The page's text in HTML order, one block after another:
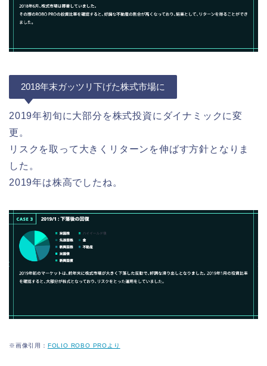
2018年末ガッツリ下げた株式市場に
2019年初旬に大部分を株式投資にダイナミックに変
更。
リスクを取って大きくリターンを伸ばす方針となりま
した。
2019年は株高でしたね。
※画像引用： FOLIO ROBO PROより